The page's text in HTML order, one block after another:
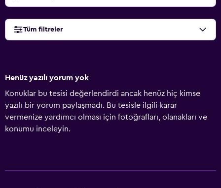
Tüm filtreler
Henüz yazılı yorum yok
Konuklar bu tesisi değerlendirdi ancak henüz hiç kimse
yazılı bir yorum paylaşmadı. Bu tesisle ilgili karar
vermenize yardımcı olması için fotoğrafları, olanakları ve
konumu inceleyin.